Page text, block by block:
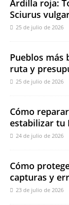
Ardilla roja:
Sciurus
25 de julio de 2026
Pueblos más
ruta y
25 de julio de 2026
Cómo
estabilizar tu
24 de julio de 2026
Cómo
capturas y
23 de julio de 2026